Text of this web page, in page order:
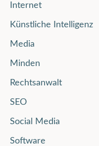
Internet
Künstliche Intelligenz
Media
Minden
Rechtsanwalt
SEO
Social Media
Software